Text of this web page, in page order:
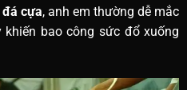
cựa, anh em thường dễ mắc
bao công sức đổ xuống